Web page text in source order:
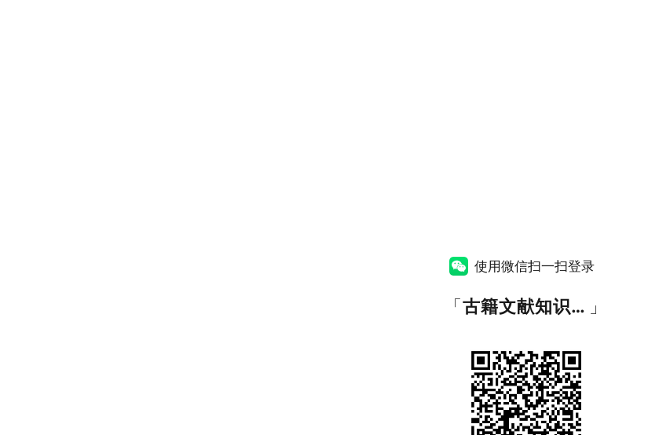
使用微信扫一扫登录
「 古籍文献知识图谱网 」